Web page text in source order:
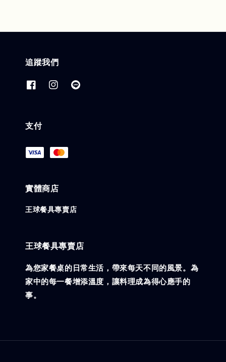
追蹤我們
支付
實體商店
王球餐具專賣店
王球餐具專賣店
為您家餐桌的日常生活，帶來每天不同的風景。為
家中的每一餐增添溫度，讓料理成為得心應手的
事。